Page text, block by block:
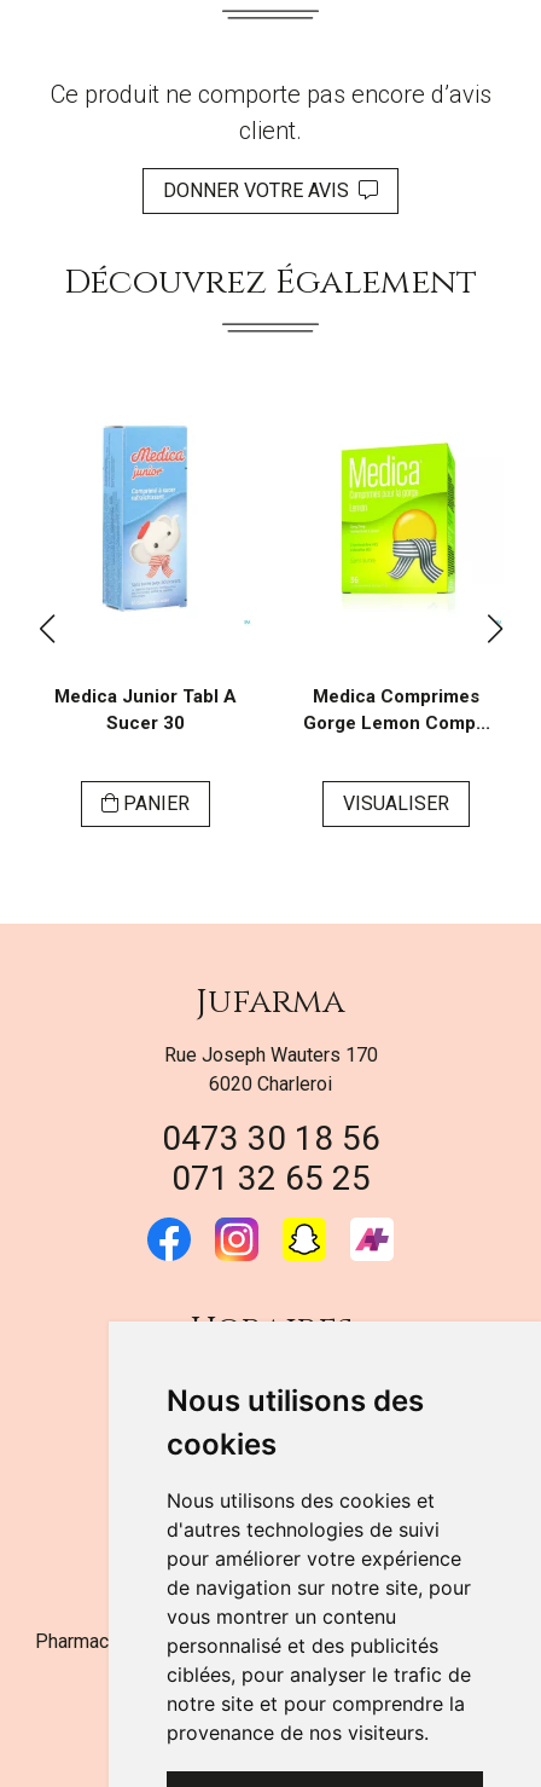
Nous utilisons des
cookies
Nous utilisons des cookies et
d'autres technologies de suivi
pour améliorer votre expérience
de navigation sur notre site, pour
vous montrer un contenu
personnalisé et des publicités
ciblées, pour analyser le trafic de
notre site et pour comprendre la
provenance de nos visiteurs.
Ce produit ne comporte pas encore d’avis
client.
DONNER VOTRE AVIS
Découvrez Également
Medica Junior Tabl A
Sucer 30
PANIER
Medica Comprimes
Gorge Lemon Comp...
VISUALISER
Jufarma
Rue Joseph Wauters 170
6020 Charleroi
0473 30 18 56
071 32 65 25
Horaires
DU LUNDI AU VENDREDI
de 9h à 12h30 et de 14h à 18h
LE SAMEDI
de 9h à 12h30
NOUS CONTACTER
Pharmacie Jufarma - Fatima Abachra - APB 521704 - N°
Entreprise BE0882-700-592